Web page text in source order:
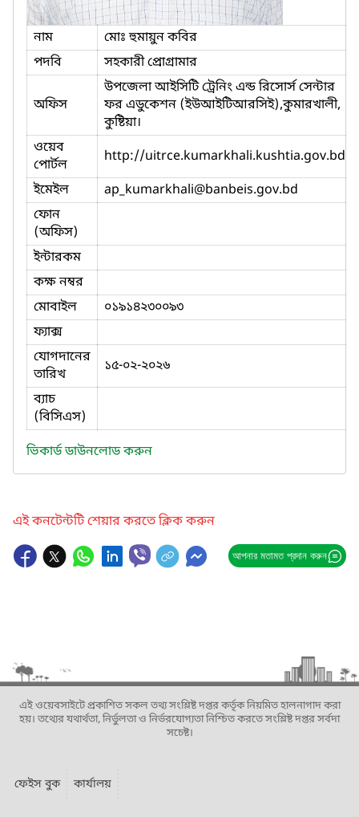
নাম
মোঃ হুমায়ুন কবির
পদবি
সহকারী প্রোগ্রামার
অফিস
উপজেলা আইসিটি ট্রেনিং এন্ড রিসোর্স সেন্টার
ফর এডুকেশন (ইউআইটিআরসিই),কুমারখালী,
কুষ্টিয়া।
ওয়েব
পোর্টল
http://uitrce.kumarkhali.kushtia.gov.bd
ইমেইল
ap_kumarkhali@banbeis.gov.bd
ফোন
(অফিস)
ইন্টারকম
কক্ষ নম্বর
মোবাইল
০১৯১৪২৩০০৯৩
ফ্যাক্স
যোগদানের
তারিখ
১৫-০২-২০২৬
ব্যাচ
(বিসিএস)
ভিকার্ড ডাউনলোড করুন
এই কনটেন্টটি শেয়ার করতে ক্লিক করুন
আপনার মতামত প্রদান করুন
এই ওয়েবসাইটে প্রকাশিত সকল তথ্য সংশ্লিষ্ট দপ্তর কর্তৃক নিয়মিত হালনাগাদ করা
হয়। তথ্যের যথার্থতা, নির্ভুলতা ও নির্ভরযোগ্যতা নিশ্চিত করতে সংশ্লিষ্ট দপ্তর সর্বদা
সচেষ্ট।
ফেইস বুক কার্যালয়